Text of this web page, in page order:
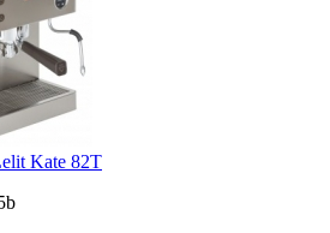
Kate 82T